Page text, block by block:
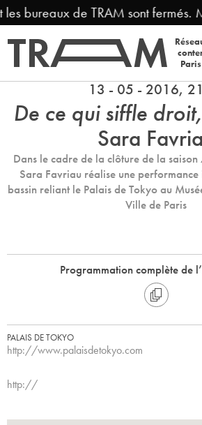
bureaux de TRAM sont fermés.
13 - 05 - 2016,
De ce qui siffle
Sara
Dans le cadre de la clôture de la saison
Sara Favriau réalise une performance
bassin reliant le Palais de Tokyo au
Ville de Paris
Programmation complète de
PALAIS DE TOKYO
http://www.palaisdetokyo.com
http://